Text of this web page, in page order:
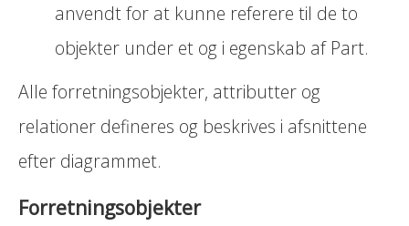
anvendt for at kunne referere til de to
objekter under et og i egenskab af Part.
Alle forretningsobjekter, attributter og
relationer defineres og beskrives i afsnittene
efter diagrammet.
Forretningsobjekter